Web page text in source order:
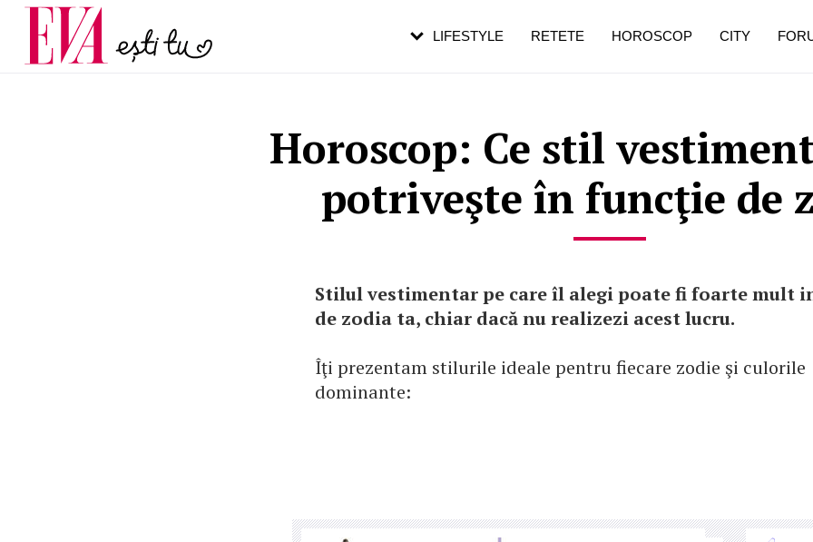
Horoscop: Ce stil
potriveşte în funcţie de
Stilul vestimentar pe care îl alegi poate fi foarte mult
de zodia ta, chiar dacă nu realizezi acest lucru.
Îţi prezentam stilurile ideale pentru fiecare zodie şi culorile
dominante:
LIFESTYLE RETETE HOROSCOP CITY
Carieră
Actualitate
pe măsură ce înaintezi în vârstă